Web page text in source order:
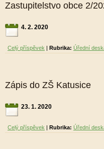
Zastupitelstvo obce 2/
4. 2. 2020
Celý příspěvek | Rubrika: Úřední
Zápis do ZŠ Katusice
23. 1. 2020
Celý příspěvek | Rubrika: Úřední